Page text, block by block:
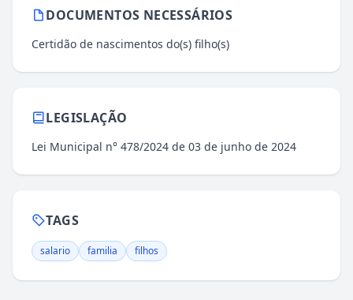
DOCUMENTOS NECESSÁRIOS
Certidão de nascimentos do(s) filho(s)
LEGISLAÇÃO
Lei Municipal n° 478/2024 de 03 de junho de 2024
TAGS
salario familia filhos